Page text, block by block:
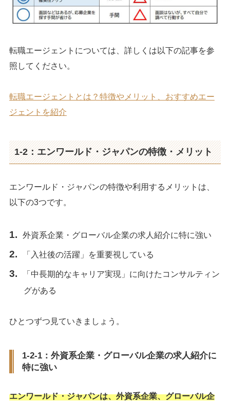
転職エージェントについては、詳しくは以下の記事を参
照してください。
転職エージェントとは？特徴やメリット、おすすめエー
ジェントを紹介
1-2：エンワールド・ジャパンの特徴・メリット
エンワールド・ジャパンの特徴や利用するメリットは、
以下の3つです。
外資系企業・グローバル企業の求人紹介に特に強い
「入社後の活躍」を重要視している
「中長期的なキャリア実現」に向けたコンサルティン
グがある
ひとつずつ見ていきましょう。
1-2-1：外資系企業・グローバル企業の求人紹介に
特に強い
エンワールド・ジャパンは、外資系企業、グローバル企